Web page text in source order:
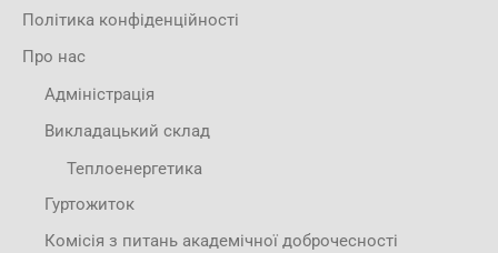
Політика конфіденційності
Про нас
Адміністрація
Викладацький склад
Теплоенергетика
Гуртожиток
Комісія з питань академічної доброчесності